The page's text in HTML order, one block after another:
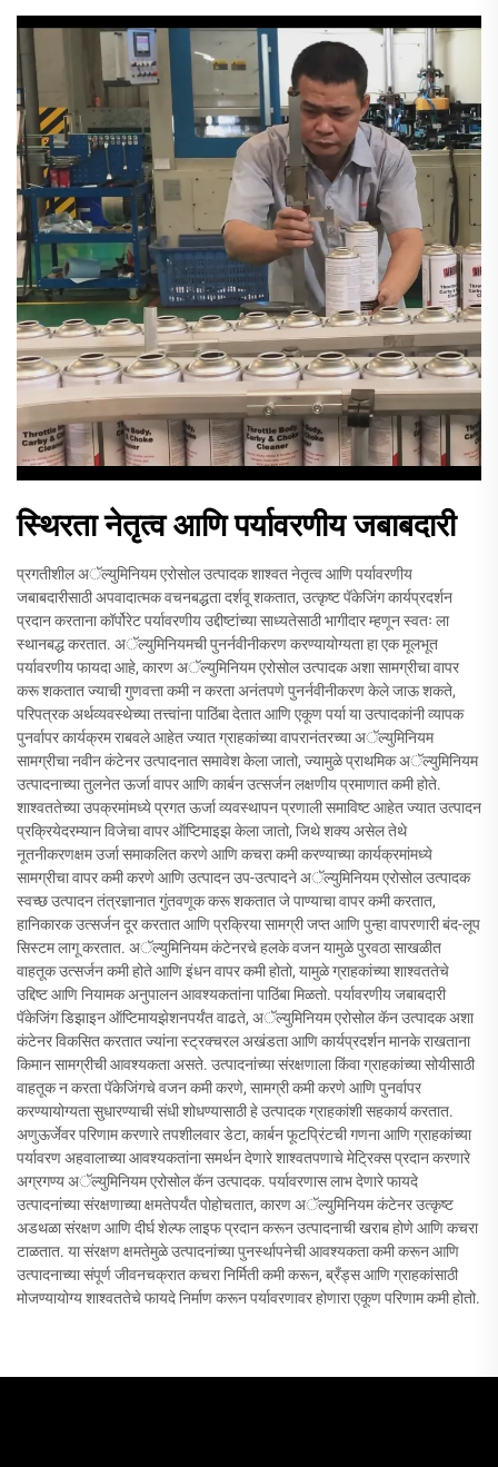
स्थिरता नेतृत्व आणि पर्यावरणीय जबाबदारी
प्रगतीशील अॅल्युमिनियम एरोसोल उत्पादक शाश्वत नेतृत्व आणि पर्यावरणीय
जबाबदारीसाठी अपवादात्मक वचनबद्धता दर्शवू शकतात, उत्कृष्ट पॅकेजिंग कार्यप्रदर्शन
प्रदान करताना कॉर्पोरेट पर्यावरणीय उद्दीष्टांच्या साध्यतेसाठी भागीदार म्हणून स्वतः ला
स्थानबद्ध करतात. अॅल्युमिनियमची पुनर्नवीनीकरण करण्यायोग्यता हा एक मूलभूत
पर्यावरणीय फायदा आहे, कारण अॅल्युमिनियम एरोसोल उत्पादक अशा सामग्रीचा वापर
करू शकतात ज्याची गुणवत्ता कमी न करता अनंतपणे पुनर्नवीनीकरण केले जाऊ शकते,
परिपत्रक अर्थव्यवस्थेच्या तत्त्वांना पाठिंबा देतात आणि एकूण पर्या या उत्पादकांनी व्यापक
पुनर्वापर कार्यक्रम राबवले आहेत ज्यात ग्राहकांच्या वापरानंतरच्या अॅल्युमिनियम
सामग्रीचा नवीन कंटेनर उत्पादनात समावेश केला जातो, ज्यामुळे प्राथमिक अॅल्युमिनियम
उत्पादनाच्या तुलनेत ऊर्जा वापर आणि कार्बन उत्सर्जन लक्षणीय प्रमाणात कमी होते.
शाश्वततेच्या उपक्रमांमध्ये प्रगत ऊर्जा व्यवस्थापन प्रणाली समाविष्ट आहेत ज्यात उत्पादन
प्रक्रियेदरम्यान विजेचा वापर ऑप्टिमाइझ केला जातो, जिथे शक्य असेल तेथे
नूतनीकरणक्षम उर्जा समाकलित करणे आणि कचरा कमी करण्याच्या कार्यक्रमांमध्ये
सामग्रीचा वापर कमी करणे आणि उत्पादन उप-उत्पादने अॅल्युमिनियम एरोसोल उत्पादक
स्वच्छ उत्पादन तंत्रज्ञानात गुंतवणूक करू शकतात जे पाण्याचा वापर कमी करतात,
हानिकारक उत्सर्जन दूर करतात आणि प्रक्रिया सामग्री जप्त आणि पुन्हा वापरणारी बंद-लूप
सिस्टम लागू करतात. अॅल्युमिनियम कंटेनरचे हलके वजन यामुळे पुरवठा साखळीत
वाहतूक उत्सर्जन कमी होते आणि इंधन वापर कमी होतो, यामुळे ग्राहकांच्या शाश्वततेचे
उद्दिष्ट आणि नियामक अनुपालन आवश्यकतांना पाठिंबा मिळतो. पर्यावरणीय जबाबदारी
पॅकेजिंग डिझाइन ऑप्टिमायझेशनपर्यंत वाढते, अॅल्युमिनियम एरोसोल कॅन उत्पादक अशा
कंटेनर विकसित करतात ज्यांना स्ट्रक्चरल अखंडता आणि कार्यप्रदर्शन मानके राखताना
किमान सामग्रीची आवश्यकता असते. उत्पादनांच्या संरक्षणाला किंवा ग्राहकांच्या सोयीसाठी
वाहतूक न करता पॅकेजिंगचे वजन कमी करणे, सामग्री कमी करणे आणि पुनर्वापर
करण्यायोग्यता सुधारण्याची संधी शोधण्यासाठी हे उत्पादक ग्राहकांशी सहकार्य करतात.
अणुऊर्जेवर परिणाम करणारे तपशीलवार डेटा, कार्बन फूटप्रिंटची गणना आणि ग्राहकांच्या
पर्यावरण अहवालाच्या आवश्यकतांना समर्थन देणारे शाश्वतपणाचे मेट्रिक्स प्रदान करणारे
अग्रगण्य अॅल्युमिनियम एरोसोल कॅन उत्पादक. पर्यावरणास लाभ देणारे फायदे
उत्पादनांच्या संरक्षणाच्या क्षमतेपर्यंत पोहोचतात, कारण अॅल्युमिनियम कंटेनर उत्कृष्ट
अडथळा संरक्षण आणि दीर्घ शेल्फ लाइफ प्रदान करून उत्पादनाची खराब होणे आणि कचरा
टाळतात. या संरक्षण क्षमतेमुळे उत्पादनांच्या पुनर्स्थापनेची आवश्यकता कमी करून आणि
उत्पादनाच्या संपूर्ण जीवनचक्रात कचरा निर्मिती कमी करून, ब्रँड्स आणि ग्राहकांसाठी
मोजण्यायोग्य शाश्वततेचे फायदे निर्माण करून पर्यावरणावर होणारा एकूण परिणाम कमी होतो.